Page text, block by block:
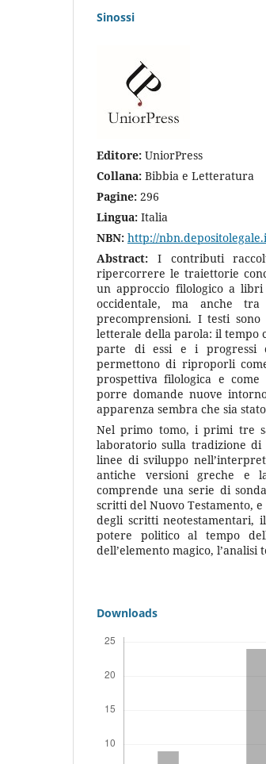
Sinossi
Editore: UniorPress
Collana: Bibbia e Letteratura
Pagine: 296
Lingua: Italia
NBN: http://
Abstract: I contributi
ripercorrere le traiettorie
un approccio filologico a
occidentale, ma anche
precomprensioni. I testi sono
letterale della parola: il tempo
parte di essi e i progressi
permettono di riproporli
prospettiva filologica e
porre domande nuove
apparenza sembra che sia
Nel primo tomo, i primi tre
laboratorio sulla tradizione di
linee di sviluppo
antiche versioni greche e
comprende una serie di
scritti del Nuovo Testamento,
degli scritti
potere politico al tempo
dell’elemento magico, l’analisi
Downloads